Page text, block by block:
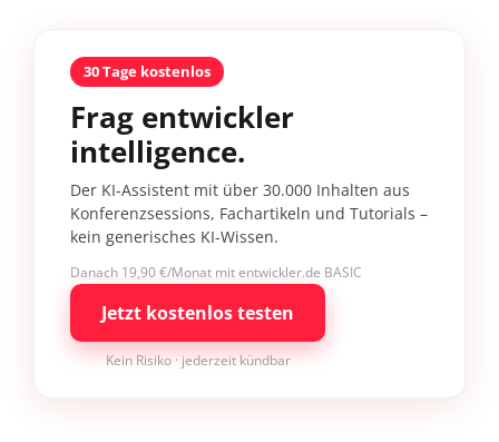
30 Tage kostenlos
Frag entwickler
intelligence.
Der KI-Assistent mit über 30.000 Inhalten aus
Konferenzsessions, Fachartikeln und Tutorials –
kein generisches KI-Wissen.
Danach 19,90 €/Monat mit entwickler.de BASIC
Jetzt kostenlos testen
Kein Risiko · jederzeit kündbar